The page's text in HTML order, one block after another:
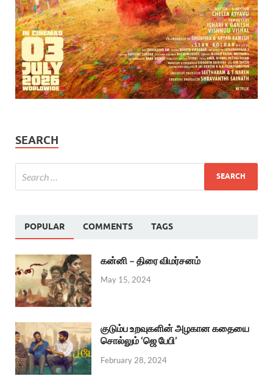
SEARCH
POPULAR COMMENTS TAGS
கன்னி – திரை விமர்சனம்
May 15, 2024
குடும்ப உறவுகளின் அழகான கதையை
சொல்லும் ‘ஜெ பேபி’
February 28, 2024